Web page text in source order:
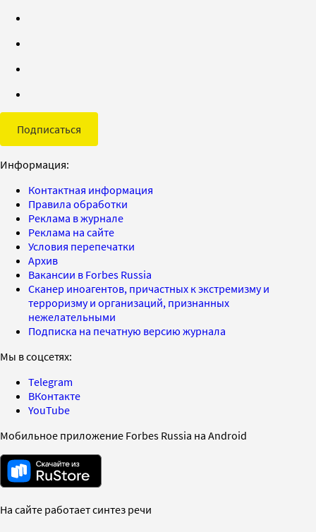
Подписаться
Информация:
Контактная информация
Правила обработки
Реклама в журнале
Реклама на сайте
Условия перепечатки
Архив
Вакансии в Forbes Russia
Сканер иноагентов, причастных к экстремизму и
терроризму и организаций, признанных
нежелательными
Подписка на печатную версию журнала
Мы в соцсетях:
Telegram
ВКонтакте
YouTube
Мобильное приложение Forbes Russia на Android
На сайте работает синтез речи